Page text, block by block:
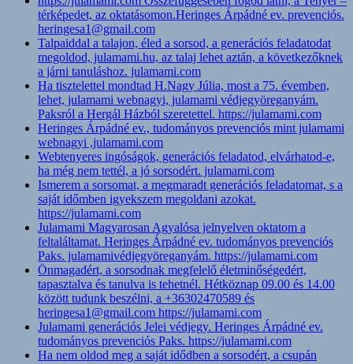
térképedet, az oktatásomon.Heringes Árpádné ev. prevenciós.
heringesa1@gmail.com
Talpaiddal a talajon, éled a sorsod, a generációs feladatodat
megoldod, julamami.hu, az talaj lehet aztán, a következőknek
a járni tanuláshoz. julamami.com
Ha tisztelettel mondtad H.Nagy Júlia, most a 75. évemben,
lehet, julamami webnagyi, julamami védjegyöreganyám.
Paksról a Hergál Házból szeretettel. https://julamami.com
Heringes Árpádné ev., tudományos prevenciós mint julamami
webnagyi ,julamami.com
Webtenyeres ingóságok, generációs feladatod, elvárhatod-e,
ha még nem tettél, a jó sorsodért. julamami.com
Ismerem a sorsomat, a megmaradt generációs feladatomat, s a
saját időmben igyekszem megoldani azokat.
https://julamami.com
Julamami Magyarosan Agyalósa jelnyelven oktatom a
feltaláltamat. Heringes Árpádné ev. tudományos prevenciós
Paks. julamamivédjegyöreganyám. https://julamami.com
Önmagadért, a sorsodnak megfelelő életminőségedért,
tapasztalva és tanulva is tehetnél. Hétköznap 09.00 és 14.00
között tudunk beszélni, a +36302470589 és
heringesa1@gmail.com https://julamami.com
Julamami generációs Jelei védjegy. Heringes Árpádné ev.
tudományos prevenciós Paks. https://julamami.com
Ha nem oldod meg a saját idődben a sorsodért, a csupán